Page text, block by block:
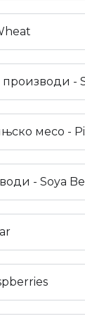
-
месо -
- Soya